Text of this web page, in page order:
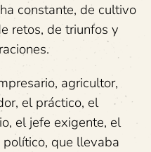
constante, de cultivo
retos, de triunfos y
agricultor,
el práctico, el
el jefe exigente, el
que llevaba